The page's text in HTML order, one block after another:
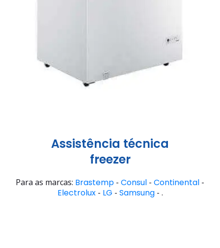
Assistência técnica
freezer
Para as marcas: Brastemp - Consul - Continental -
Electrolux- LG - Samsung- .